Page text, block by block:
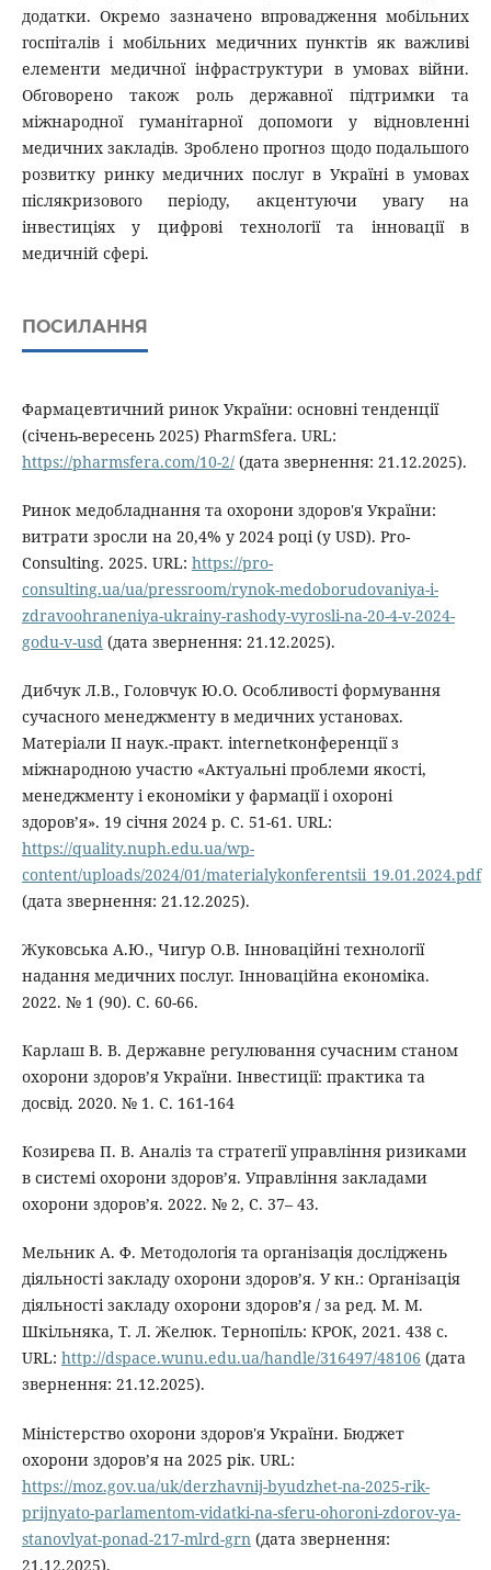
додатки. Окремо зазначено впровадження мобільних
госпіталів і мобільних медичних пунктів як важливі
елементи медичної інфраструктури в умовах війни.
Обговорено також роль державної підтримки та
міжнародної гуманітарної допомоги у відновленні
медичних закладів. Зроблено прогноз щодо подальшого
розвитку ринку медичних послуг в Україні в умовах
післякризового періоду, акцентуючи увагу на
інвестиціях у цифрові технології та інновації в
медичній сфері.
ПОСИЛАННЯ
Фармацевтичний ринок України: основні тенденції
(січень-вересень 2025) PharmSfera. URL:
https://pharmsfera.com/10-2/(дата звернення: 21.12.2025).
Ринок медобладнання та охорони здоров'я України:
витрати зросли на 20,4% у 2024 році (у USD). Pro-
Consulting. 2025. URL: https://pro-
consulting.ua/ua/pressroom/rynok-medoborudovaniya-i-
zdravoohraneniya-ukrainy-rashody-vyrosli-na-20-4-v-2024-
godu-v-usd(дата звернення: 21.12.2025).
Дибчук Л.В., Головчук Ю.О. Особливості формування
сучасного менеджменту в медичних установах.
Матеріали ІІ наук.-практ. internetконференції з
міжнародною участю «Актуальні проблеми якості,
менеджменту і економіки у фармації і охороні
здоров’я». 19 січня 2024 р. С. 51-61. URL:
https://quality.nuph.edu.ua/wp-
content/uploads/2024/01/materialykonferentsii_19.01.2024.pdf
(дата звернення: 21.12.2025).
Жуковська А.Ю., Чигур О.В. Інноваційні технології
надання медичних послуг. Інноваційна економіка.
2022. № 1 (90). С. 60-66.
Карлаш В. В. Державне регулювання сучасним станом
охорони здоров’я України. Інвестиції: практика та
досвід. 2020. № 1. С. 161-164
Козирєва П. В. Аналіз та стратегії управління ризиками
в системі охорони здоров’я. Управління закладами
охорони здоров’я. 2022. № 2, С. 37– 43.
Мельник А. Ф. Методологія та організація досліджень
діяльності закладу охорони здоров’я. У кн.: Організація
діяльності закладу охорони здоров’я / за ред. М. М.
Шкільняка, Т. Л. Желюк. Тернопіль: КРОК, 2021. 438 с.
URL: http://dspace.wunu.edu.ua/handle/316497/48106 (дата
звернення: 21.12.2025).
Міністерство охорони здоров'я України. Бюджет
охорони здоров’я на 2025 рік. URL:
https://moz.gov.ua/uk/derzhavnij-byudzhet-na-2025-rik-
prijnyato-parlamentom-vidatki-na-sferu-ohoroni-zdorov-ya-
stanovlyat-ponad-217-mlrd-grn (дата звернення:
21.12.2025).